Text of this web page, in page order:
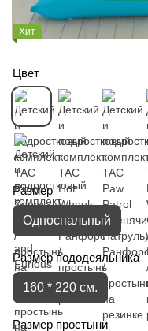
Хит
Цвет
Размер
Односпальный
Размер пододеяльника
160 * 220 см.
Размер простыни